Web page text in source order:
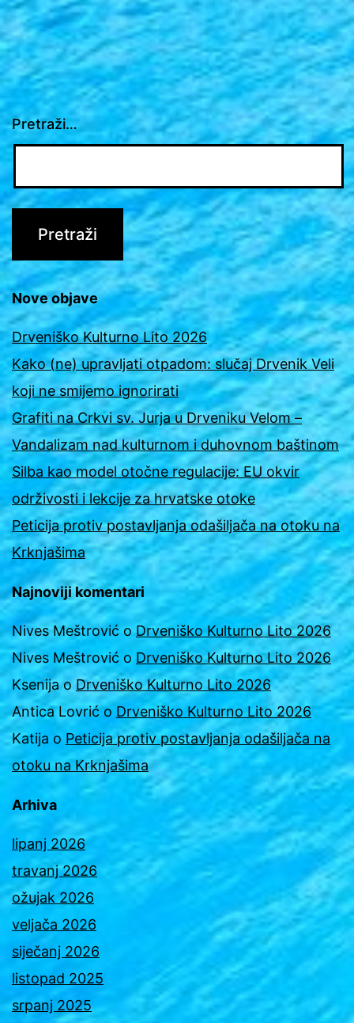
Pretraži…
Nove objave
Drveniško Kulturno Lito 2026
Kako (ne) upravljati otpadom: slučaj Drvenik Veli
koji ne smijemo ignorirati
Grafiti na Crkvi sv. Jurja u Drveniku Velom –
Vandalizam nad kulturnom i duhovnom baštinom
Silba kao model otočne regulacije: EU okvir
održivosti i lekcije za hrvatske otoke
Peticija protiv postavljanja odašiljača na otoku na
Krknjašima
Najnoviji komentari
Nives Meštrović oDrveniško Kulturno Lito 2026
Nives Meštrović o Drveniško Kulturno Lito 2026
Ksenijao Drveniško Kulturno Lito 2026
Antica Lovrić o Drveniško Kulturno Lito 2026
Katija o Peticija protiv postavljanja odašiljača na
otoku na Krknjašima
Arhiva
lipanj 2026
travanj 2026
ožujak 2026
veljača 2026
siječanj 2026
listopad 2025
srpanj 2025